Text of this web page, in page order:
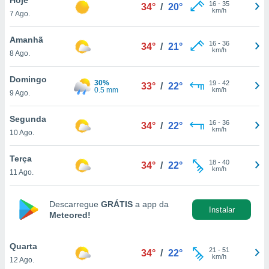
lhe
e
com
Pode
e
a
a
7 Ago.
34° / 20° 16- 35
km/h
Amanhã
8 Ago.
34° / 21° 16- 36
km/h
Domingo
9 Ago.
30%
0.5 mm
33° / 22° 19- 42
km/h
Segunda
10 Ago.
34° / 22° 16- 36
km/h
Terça
11 Ago.
34° / 22° 18- 40
km/h
Descarregue GRÁTIS a app da
Meteored!
Instalar
Quarta
12 Ago.
34° / 22° 21 - 51
km/h